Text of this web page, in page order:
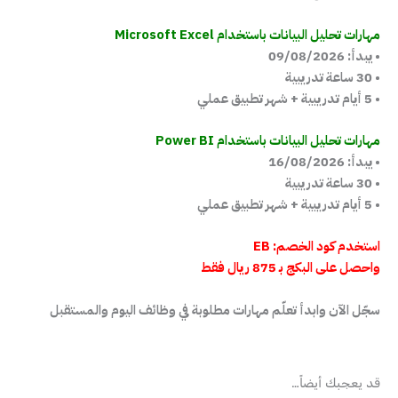
مهارات تحليل البيانات باستخدام Microsoft Excel
• يبدأ: 09/08/2026
• 30 ساعة تدريبية
• 5 أيام تدريبية + شهر تطبيق عملي
مهارات تحليل البيانات باستخدام Power BI
• يبدأ: 16/08/2026
• 30 ساعة تدريبية
• 5 أيام تدريبية + شهر تطبيق عملي
استخدم كود الخصم: EB
واحصل على البكج بـ 875 ريال فقط
سجّل الآن وابدأ تعلّم مهارات مطلوبة في وظائف اليوم والمستقبل
قد يعجبك أيضاً…